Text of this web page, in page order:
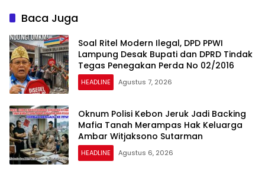
Baca Juga
Soal Ritel Modern Ilegal, DPD PPWI
Lampung Desak Bupati dan DPRD Tindak
Tegas Penegakan Perda No 02/2016
HEADLINE Agustus 7, 2026
Oknum Polisi Kebon Jeruk Jadi Backing
Mafia Tanah Merampas Hak Keluarga
Ambar Witjaksono Sutarman
HEADLINE Agustus 6, 2026